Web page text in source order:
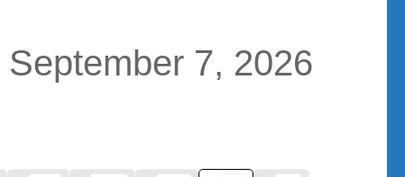
September 7, 2026